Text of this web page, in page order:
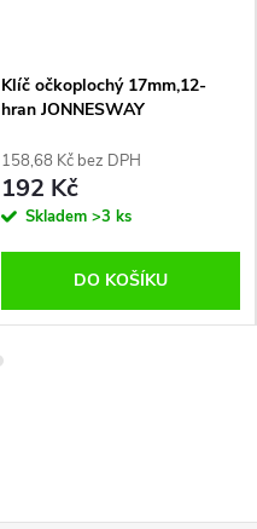
Klíč očkoplochý 17mm,12-
hran JONNESWAY
158,68 Kč bez DPH
192 Kč
Skladem >3 ks
DO KOŠÍKU